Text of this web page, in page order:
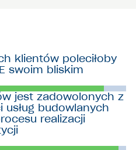
klientów poleciłoby
swoim bliskim
jest zadowolonych z
usług budowlanych
realizacji